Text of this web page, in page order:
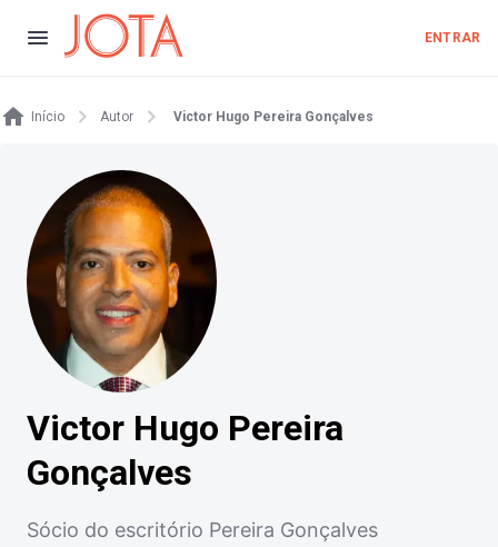
ENTRAR
Início Autor Victor Hugo Pereira Gonçalves
Victor Hugo Pereira
Gonçalves
Sócio do escritório Pereira Gonçalves